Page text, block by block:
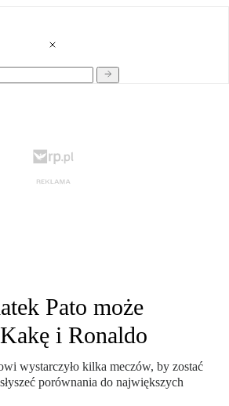
Pato może
i Ronaldo
wystarczyło kilka meczów, by zostać
porównania do największych